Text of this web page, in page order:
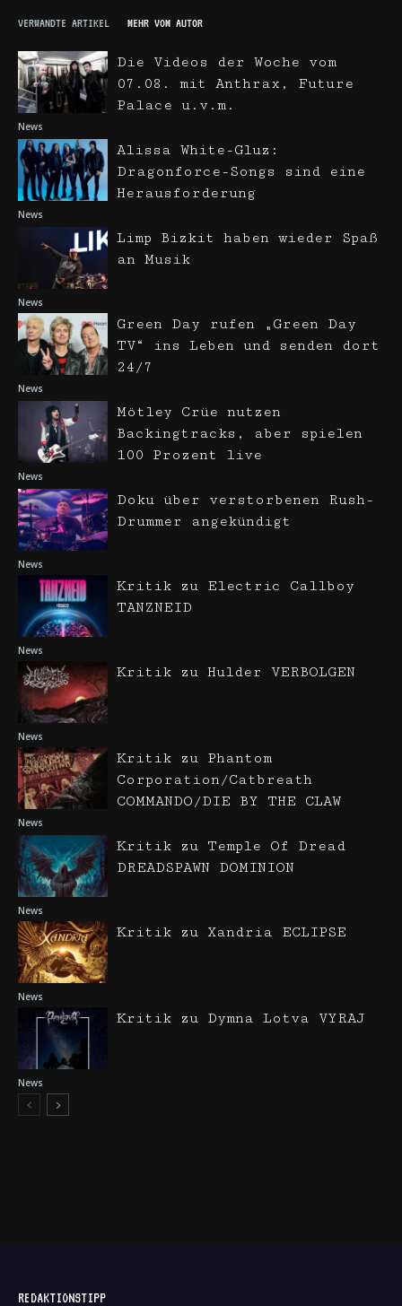
VERWANDTE ARTIKEL MEHR VOM AUTOR
News
Die Videos der Woche vom
07.08. mit Anthrax, Future
Palace u.v.m.
News
Alissa White-Gluz:
Dragonforce-Songs sind eine
Herausforderung
News
Limp Bizkit haben wieder Spaß
an Musik
News
Green Day rufen „Green Day
TV“ ins Leben und senden dort
24/7
News
Mötley Crüe nutzen
Backingtracks, aber spielen
100 Prozent live
News
Doku über verstorbenen Rush-
Drummer angekündigt
News
Kritik zu Electric Callboy
TANZNEID
News
Kritik zu Hulder VERBOLGEN
News
Kritik zu Phantom
Corporation/Catbreath
COMMANDO/DIE BY THE CLAW
News
Kritik zu Temple Of Dread
DREADSPAWN DOMINION
News
Kritik zu Xandria ECLIPSE
News
Kritik zu Dymna Lotva VYRAJ
REDAKTIONSTIPP